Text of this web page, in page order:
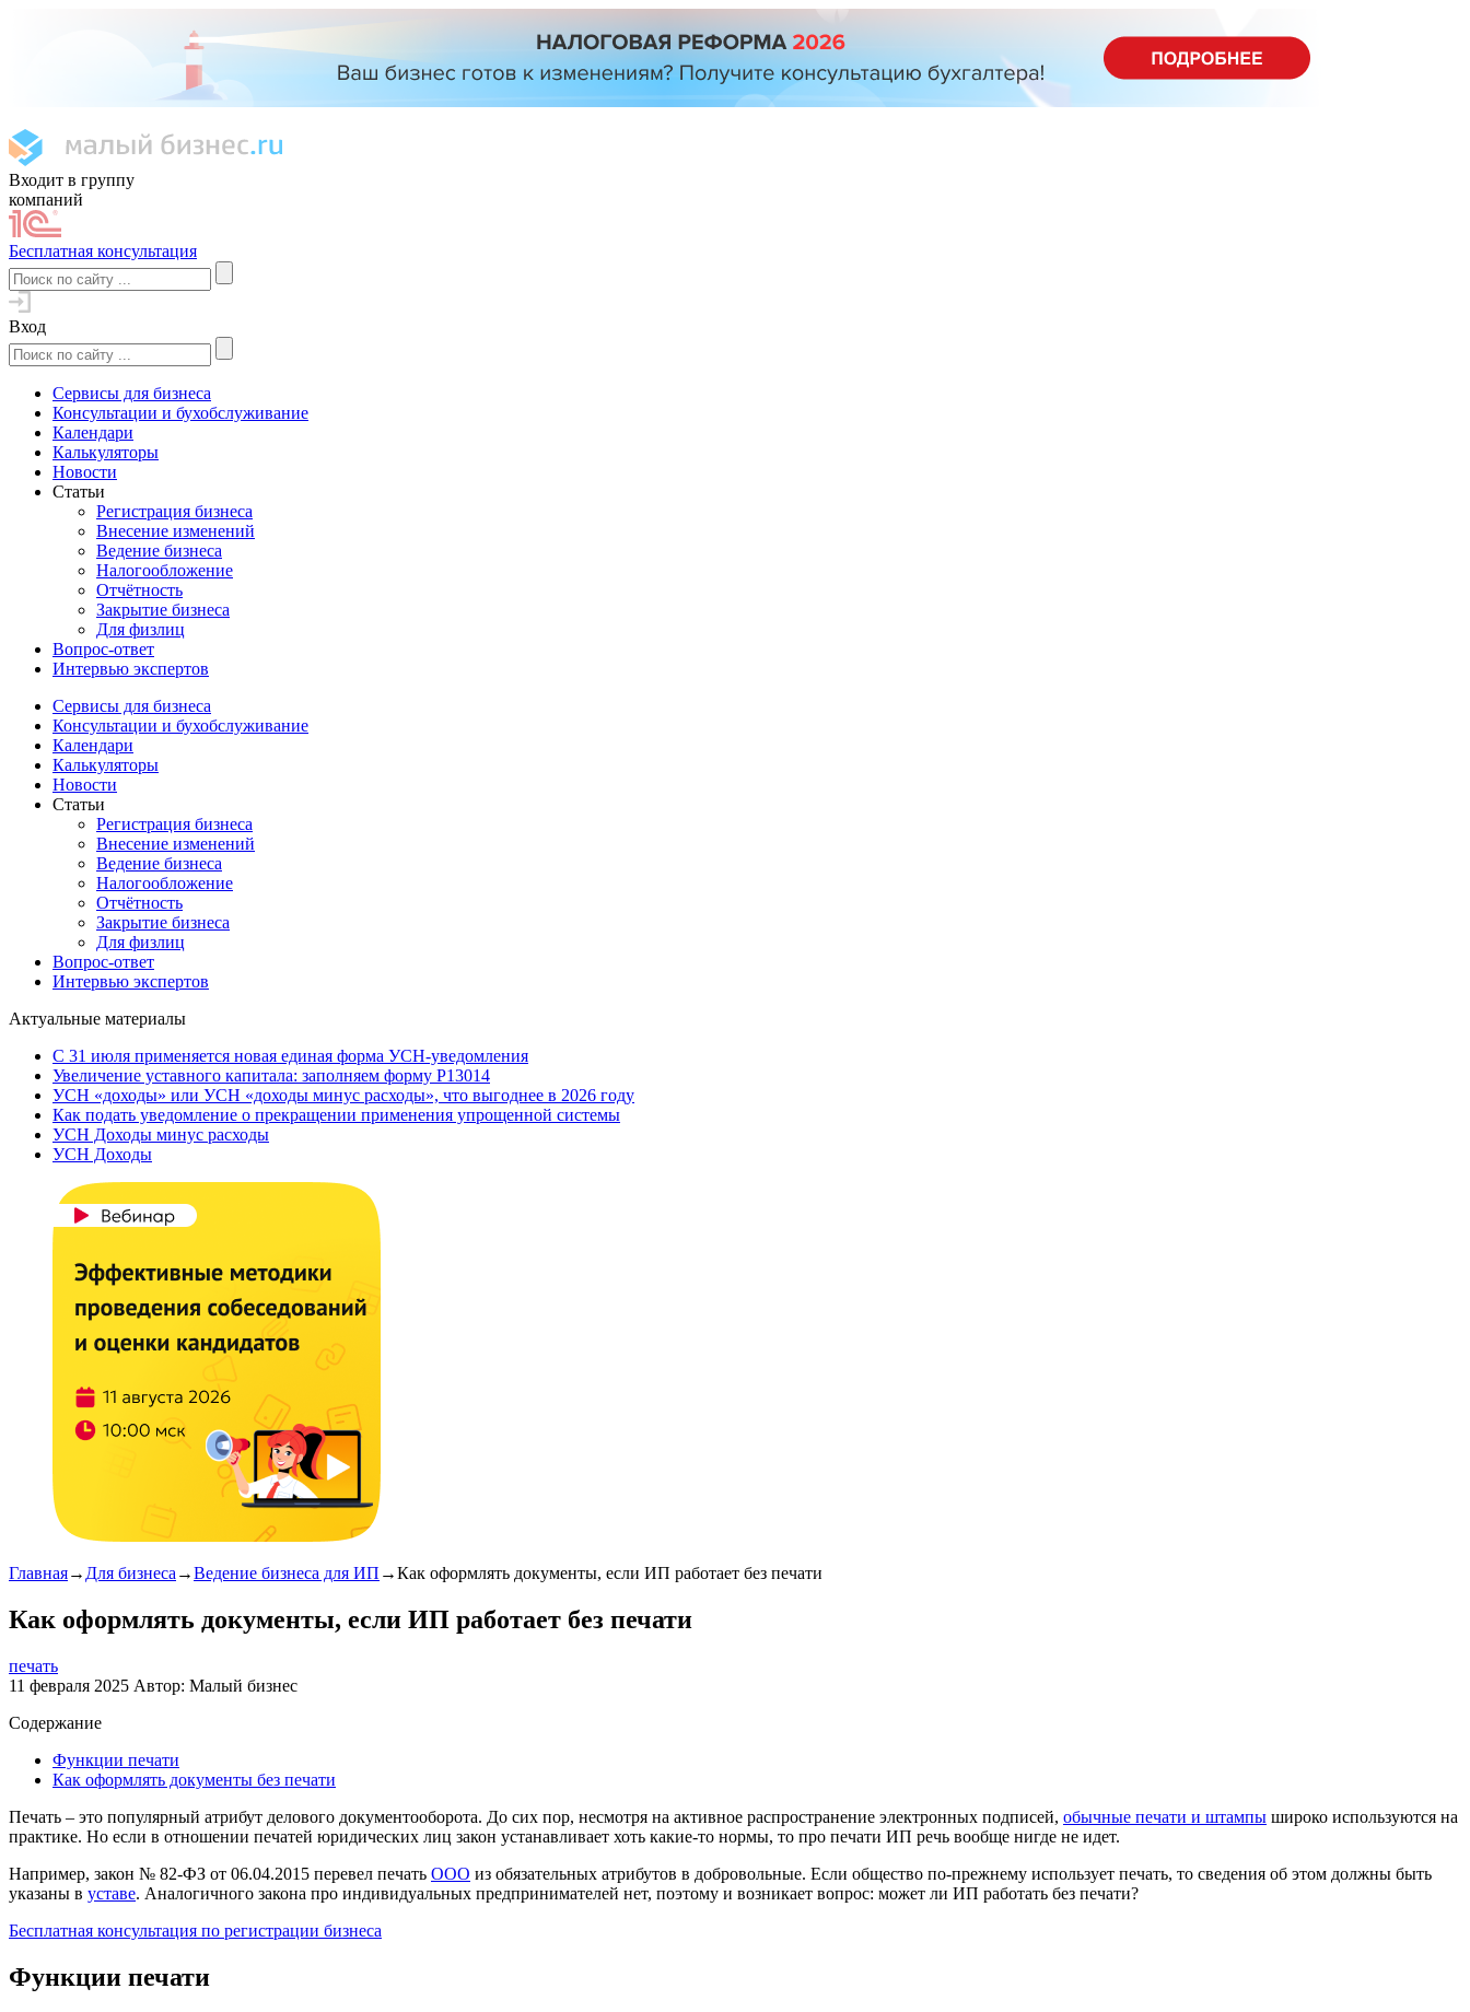
Входит в группу
компаний
Бесплатная консультация
Вход
Сервисы для бизнеса
Консультации и бухобслуживание
Календари
Калькуляторы
Новости
Статьи
Регистрация бизнеса
Внесение изменений
Ведение бизнеса
Налогообложение
Отчётность
Закрытие бизнеса
Для физлиц
Вопрос-ответ
Интервью экспертов
Сервисы для бизнеса
Консультации и бухобслуживание
Календари
Калькуляторы
Новости
Статьи
Регистрация бизнеса
Внесение изменений
Ведение бизнеса
Налогообложение
Отчётность
Закрытие бизнеса
Для физлиц
Вопрос-ответ
Интервью экспертов
Актуальные материалы
С 31 июля применяется новая единая форма УСН-уведомления
Увеличение уставного капитала: заполняем форму Р13014
УСН «доходы» или УСН «доходы минус расходы», что выгоднее в 2026 году
Как подать уведомление о прекращении применения упрощенной системы
УСН Доходы минус расходы
УСН Доходы
Главная→ Для бизнеса →Ведение бизнеса для ИП →Как оформлять документы, если ИП работает без печати
Как оформлять документы, если ИП работает без печати
печать
11 февраля 2025 Автор: Малый бизнес
Содержание
Функции печати
Как оформлять документы без печати
Печать – это популярный атрибут делового документооборота. До сих пор, несмотря на активное распространение электронных подписей, обычные печати и штампы широко используются на
практике. Но если в отношении печатей юридических лиц закон устанавливает хоть какие-то нормы, то про печати ИП речь вообще нигде не идет.
Например, закон № 82-ФЗ от 06.04.2015 перевел печать ООО из обязательных атрибутов в добровольные. Если общество по-прежнему использует печать, то сведения об этом должны быть
указаны в уставе. Аналогичного закона про индивидуальных предпринимателей нет, поэтому и возникает вопрос: может ли ИП работать без печати?
Бесплатная консультация по регистрации бизнеса
Функции печати